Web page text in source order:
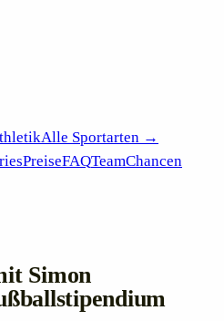
Alle Sportarten →
PreiseFAQTeamChancen
Simon